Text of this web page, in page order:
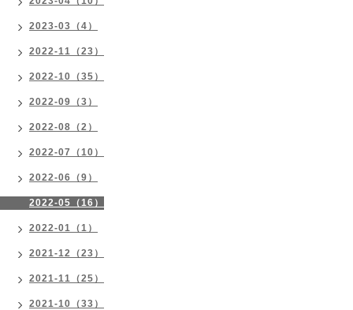
2023-03（4）
2022-11（23）
2022-10（35）
2022-09（3）
2022-08（2）
2022-07（10）
2022-06（9）
2022-05（16）
2022-01（1）
2021-12（23）
2021-11（25）
2021-10（33）